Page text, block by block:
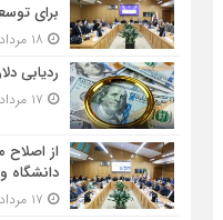
برای
ردیابی
از اصلاح